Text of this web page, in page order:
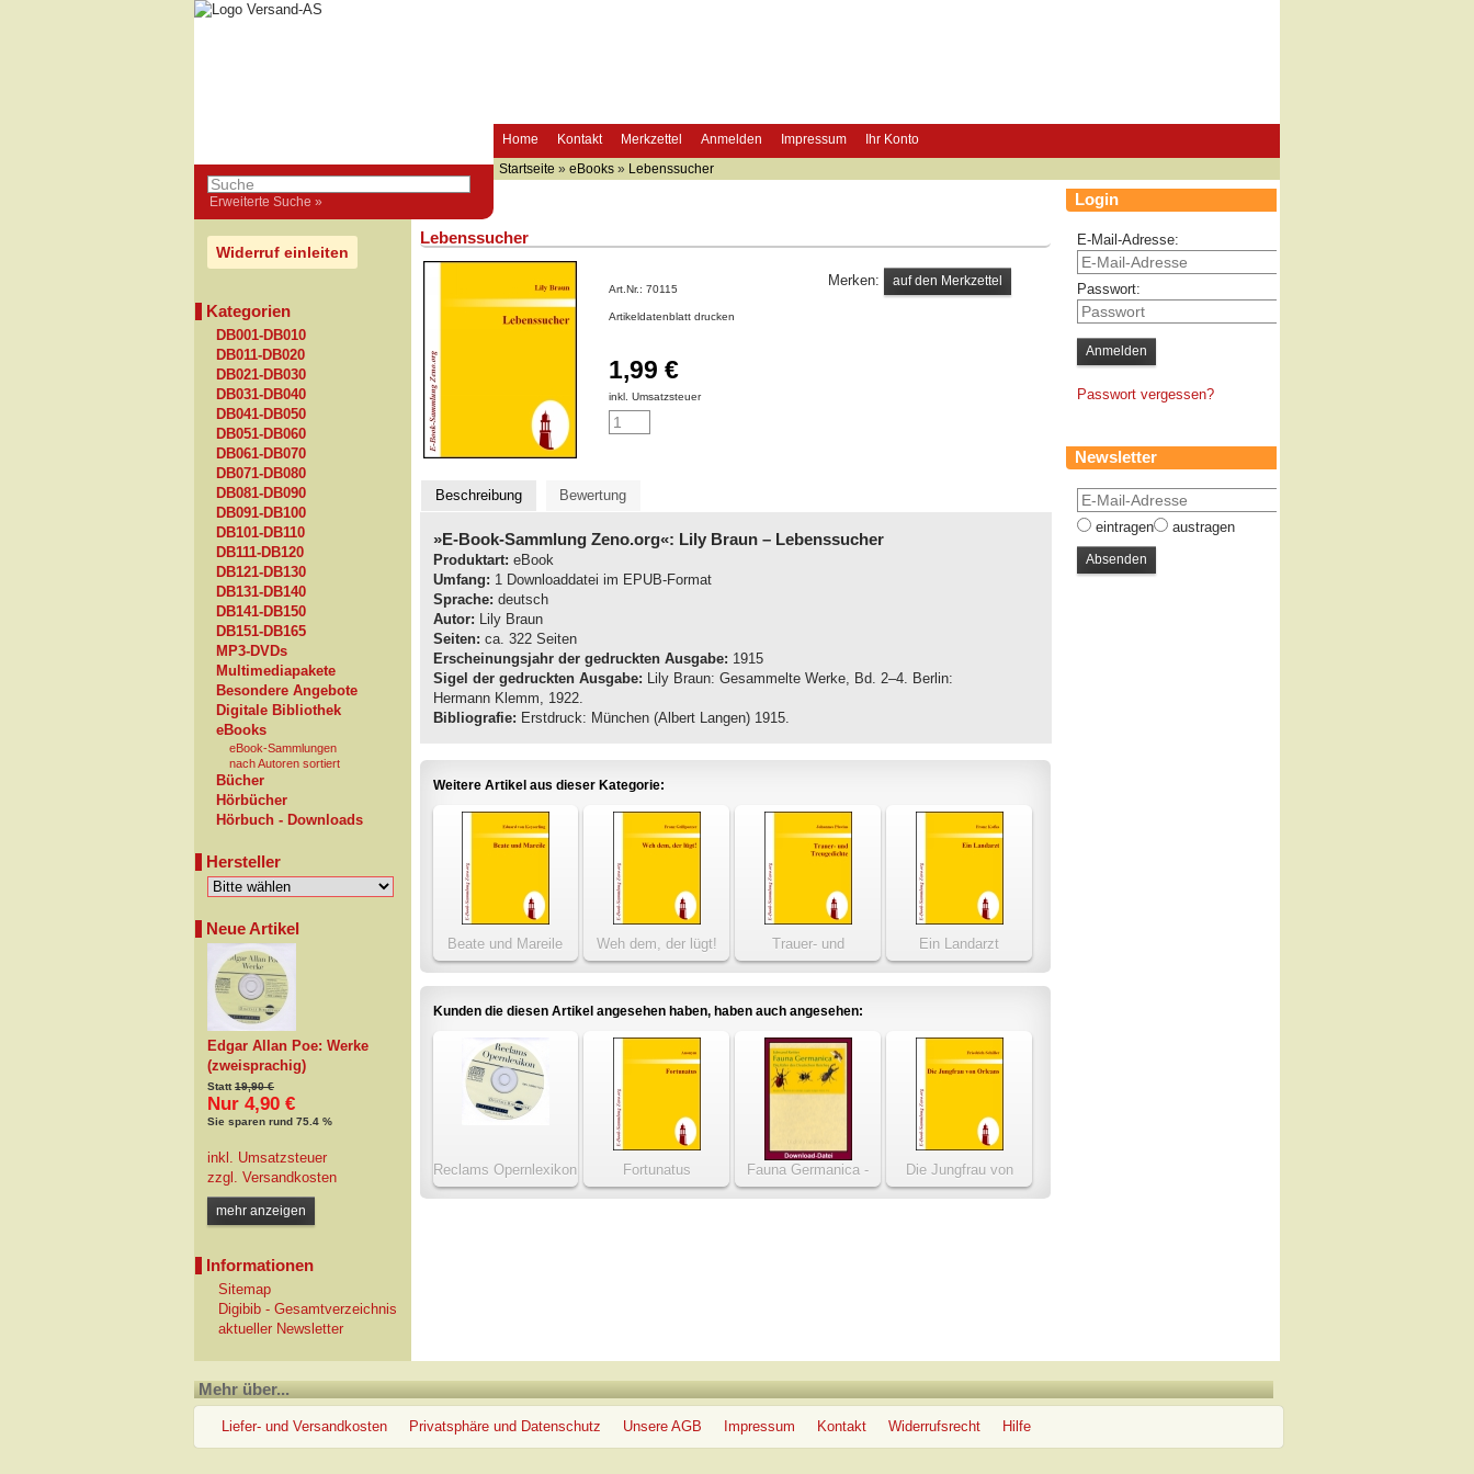
Home Kontakt Merkzettel Anmelden Impressum Ihr Konto
Erweiterte Suche »
Startseite » eBooks » Lebenssucher
Widerruf einleiten
Kategorien
DB001-DB010
DB011-DB020
DB021-DB030
DB031-DB040
DB041-DB050
DB051-DB060
DB061-DB070
DB071-DB080
DB081-DB090
DB091-DB100
DB101-DB110
DB111-DB120
DB121-DB130
DB131-DB140
DB141-DB150
DB151-DB165
MP3-DVDs
Multimediapakete
Besondere Angebote
Digitale Bibliothek
eBooks
eBook-Sammlungen
nach Autoren sortiert
Bücher
Hörbücher
Hörbuch - Downloads
Hersteller
Neue Artikel
Edgar Allan Poe: Werke
(zweisprachig)
Statt19,90 €
Nur 4,90 €
Sie sparen rund 75.4 %
inkl. Umsatzsteuer
zzgl. Versandkosten
mehr anzeigen
Informationen
Sitemap
Digibib - Gesamtverzeichnis
aktueller Newsletter
Lebenssucher
Art.Nr.: 70115
Artikeldatenblatt drucken
1,99 €
inkl. Umsatzsteuer
Merken:
Beschreibung Bewertung
»E-Book-Sammlung Zeno.org«: Lily Braun – Lebenssucher
Produktart: eBook
Umfang: 1 Downloaddatei im EPUB-Format
Sprache: deutsch
Autor: Lily Braun
Seiten: ca. 322 Seiten
Erscheinungsjahr der gedruckten Ausgabe: 1915
Sigel der gedruckten Ausgabe: Lily Braun: Gesammelte Werke, Bd. 2–4. Berlin:
Hermann Klemm, 1922.
Bibliografie: Erstdruck: München (Albert Langen) 1915.
Weitere Artikel aus dieser Kategorie:
Beate und Mareile Weh dem, der lügt!
Trauer- und
Treugedichte
Ein Landarzt
Kunden die diesen Artikel angesehen haben, haben auch angesehen:
Reclams Opernlexikon Fortunatus
Fauna Germanica -
Die Käfer des
Die Jungfrau von
Orleans
Login
E-Mail-Adresse:
Passwort:
Passwort vergessen?
Newsletter
eintragen austragen
Mehr über...
Liefer- und Versandkosten Privatsphäre und Datenschutz Unsere AGB Impressum Kontakt Widerrufsrecht Hilfe